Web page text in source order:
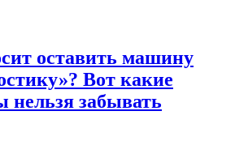
оставить машину
Вот какие
нельзя забывать